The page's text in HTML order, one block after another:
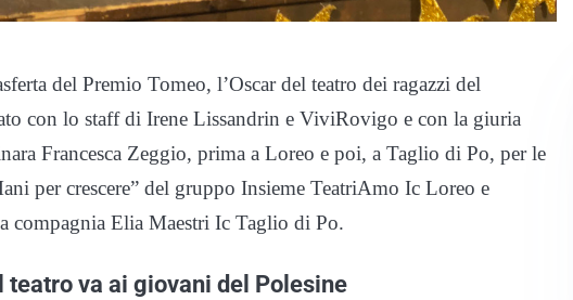
del Premio Tomeo, l’Oscar del teatro dei ragazzi del
con lo staff di Irene Lissandrin e ViviRovigo e con la giuria
Francesca Zeggio, prima a Loreo e poi, a Taglio di Po, per le
per crescere” del gruppo Insieme TeatriAmo Ic Loreo e
compagnia Elia Maestri Ic Taglio di Po.
teatro va ai giovani del Polesine